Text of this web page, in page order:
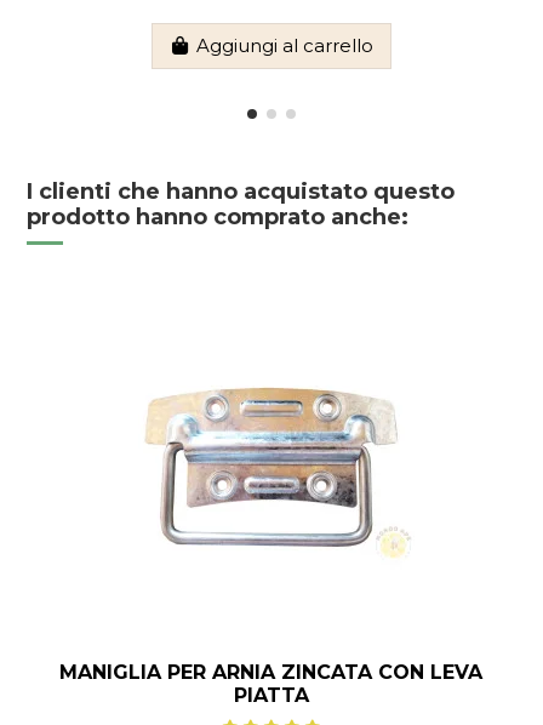
Aggiungi al carrello
I clienti che hanno acquistato questo
prodotto hanno comprato anche:
MANIGLIA PER ARNIA ZINCATA CON LEVA
PIATTA